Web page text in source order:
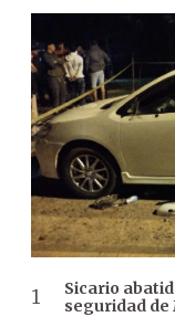
Sicario
seguridad de